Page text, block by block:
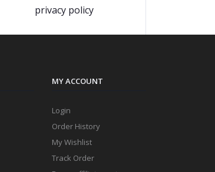
privacy policy
MY ACCOUNT
Login
Order History
My Wishlist
Track Order